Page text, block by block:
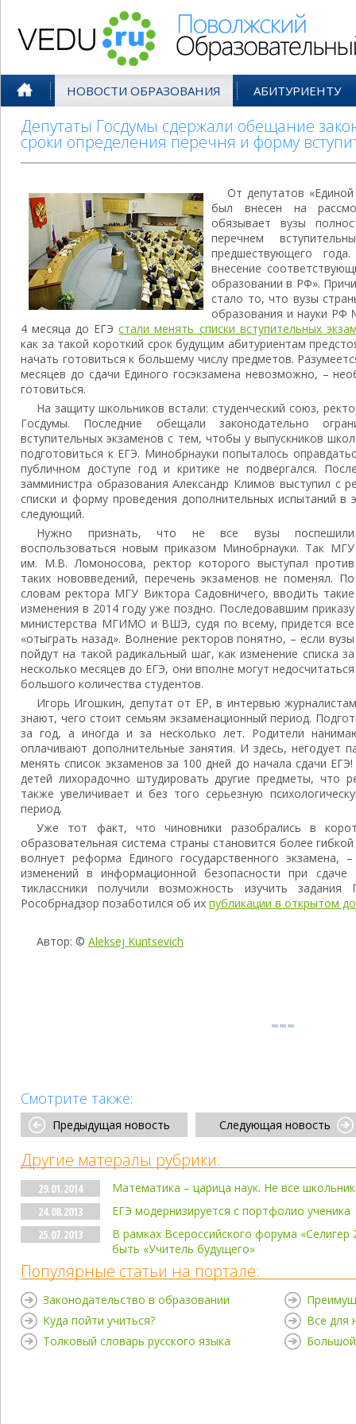
НОВОСТИ ОБРАЗОВАНИЯ АБИТУРИЕНТУ
Депутаты Госдумы сдержали обещание
сроки определения перечня и форму
От депутатов
был внесен на
обязывает вузы
перечнем
предшествующего
внесение
образовании в РФ».
стало то, что вузы
образования и науки РФ
4 месяца до ЕГЭстали менять списки вступительных
как за такой короткий срок будущим абитуриентам
начать готовиться к большему числу предметов.
месяцев до сдачи Единого госэкзамена невозможно, –
готовиться.
На защиту школьников встали: студенческий союз,
Госдумы. Последние обещали законодательно
вступительных экзаменов с тем, чтобы у выпускников
подготовиться к ЕГЭ. Минобрнауки попыталось
публичном доступе год и критике не подвергался.
замминистра образования Александр Климов выступил с
списки и форму проведения дополнительных испытаний в
следующий.
Нужно признать, что не все вузы поспешили
воспользоваться новым приказом Минобрнауки. Так МГУ
им. М.В. Ломоносова, ректор которого выступал против
таких нововведений, перечень экзаменов не поменял. По
словам ректора МГУ Виктора Садовничего, вводить такие
изменения в 2014 году уже поздно. Последовавшим приказу
министерства МГИМО и ВШЭ, судя по всему, придется все
«отыграть назад». Волнение ректоров понятно, – если вузы
пойдут на такой радикальный шаг, как изменение списка за
несколько месяцев до ЕГЭ, они вполне могут недосчитаться
большого количества студентов.
Игорь Игошкин, депутат от ЕР, в интервью
знают, чего стоит семьям экзаменационный период.
за год, а иногда и за несколько лет. Родители
оплачивают дополнительные занятия. И здесь, негодует
менять список экзаменов за 100 дней до начала сдачи
детей лихорадочно штудировать другие предметы, что
также увеличивает и без того серьезную
период.
Уже тот факт, что чиновники разобрались в
образовательная система страны становится более
волнует реформа Единого государственного
изменений в информационной безопасности при
тиклассники получили возможность изучить
Рособрнадзор позаботился об их публикации в открытом
Автор: © Aleksej Kuntsevich
Смотрите также:
Предыдущая новость Следующая новость
Другие матералы рубрики:
29.01.2014
Математика – царица наук. Не все
24.08.2013
ЕГЭ модернизируется с портфолио ученика
25.07.2013
В рамках Всероссийского форума
быть «Учитель будущего»
Популярные статьи на портале:
Законодательство в образовании
Куда пойти учиться?
Толковый словарь русского языка
Все для
Большой